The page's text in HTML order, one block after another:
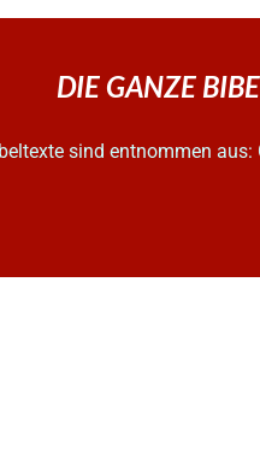
DIE GANZE
sind entnommen